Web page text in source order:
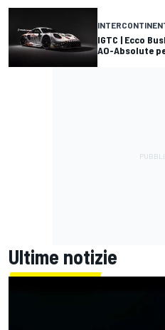
IGTC | Ecco
AO-Absolute
Ultime notizie